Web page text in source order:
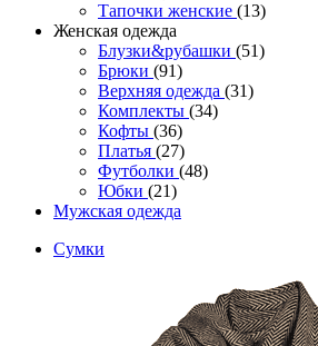
Тапочки женские (13)
Женская одежда
Блузки&рубашки (51)
Брюки (91)
Верхняя одежда (31)
Комплекты (34)
Кофты (36)
Платья (27)
Футболки (48)
Юбки (21)
Мужская одежда
Сумки